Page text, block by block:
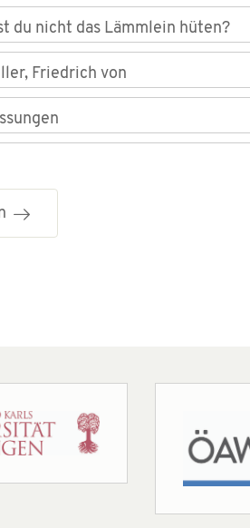
du nicht das Lämmlein hüten?
Friedrich von